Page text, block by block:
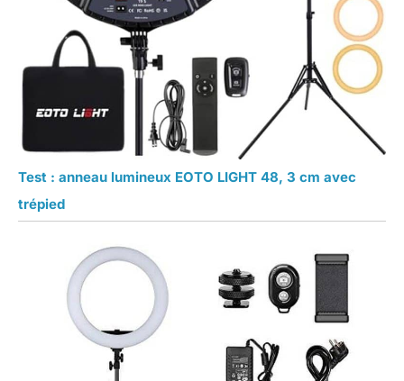
Test : anneau lumineux EOTO LIGHT 48, 3 cm avec
trépied